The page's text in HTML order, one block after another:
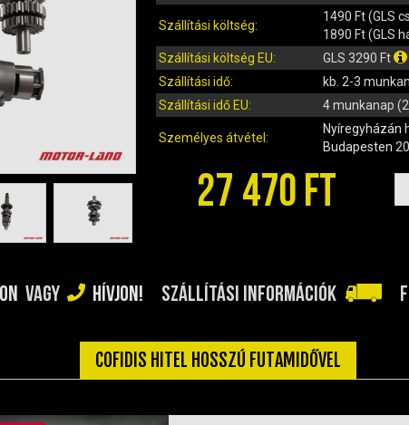
Szállítási költség:
1490 Ft (GLS
1890 Ft (GLS
Szállítási költség EU:
GLS 3290 Ft
Szállítási idő:
kb. 2-3
Szállítási idő EU:
4 munkanap
Személyes átvétel:
Nyíregyházán
Budapesten
27 470 FT
VAGY HÍVJON! SZÁLLÍTÁSI INFORMÁCIÓK
COFIDIS HITEL HOSSZÚ FUTAMIDŐVEL